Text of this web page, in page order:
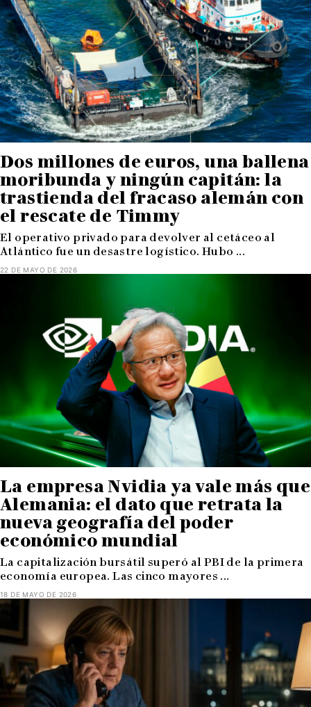
Dos millones de euros, una ballena
moribunda y ningún capitán: la
trastienda del fracaso alemán con
el rescate de Timmy
El operativo privado para devolver al cetáceo al
Atlántico fue un desastre logístico. Hubo ...
22 DE MAYO DE 2026
La empresa Nvidia ya vale más que
Alemania: el dato que retrata la
nueva geografía del poder
económico mundial
La capitalización bursátil superó al PBI de la primera
economía europea. Las cinco mayores ...
18 DE MAYO DE 2026